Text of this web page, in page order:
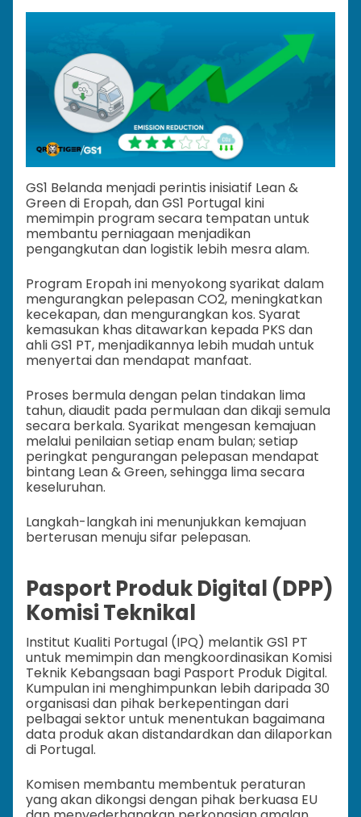
GS1 Belanda menjadi perintis inisiatif Lean &
Green di Eropah, dan GS1 Portugal kini
memimpin program secara tempatan untuk
membantu perniagaan menjadikan
pengangkutan dan logistik lebih mesra alam.
Program Eropah ini menyokong syarikat dalam
mengurangkan pelepasan CO2, meningkatkan
kecekapan, dan mengurangkan kos. Syarat
kemasukan khas ditawarkan kepada PKS dan
ahli GS1 PT, menjadikannya lebih mudah untuk
menyertai dan mendapat manfaat.
Proses bermula dengan pelan tindakan lima
tahun, diaudit pada permulaan dan dikaji semula
secara berkala. Syarikat mengesan kemajuan
melalui penilaian setiap enam bulan; setiap
peringkat pengurangan pelepasan mendapat
bintang Lean & Green, sehingga lima secara
keseluruhan.
Langkah-langkah ini menunjukkan kemajuan
berterusan menuju sifar pelepasan.
Pasport Produk Digital (DPP)
Komisi Teknikal
Institut Kualiti Portugal (IPQ) melantik GS1 PT
untuk memimpin dan mengkoordinasikan Komisi
Teknik Kebangsaan bagi Pasport Produk Digital.
Kumpulan ini menghimpunkan lebih daripada 30
organisasi dan pihak berkepentingan dari
pelbagai sektor untuk menentukan bagaimana
data produk akan distandardkan dan dilaporkan
di Portugal.
Komisen membantu membentuk peraturan
yang akan dikongsi dengan pihak berkuasa EU